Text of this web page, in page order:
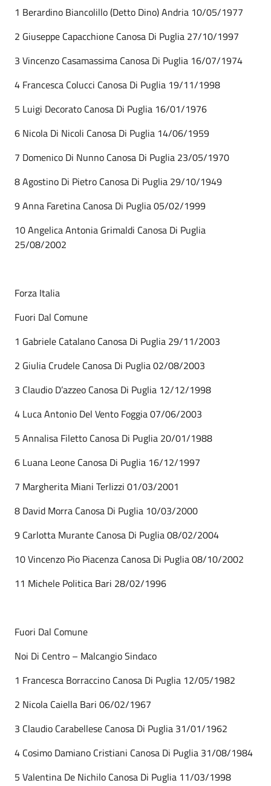
1 Berardino Biancolillo (Detto Dino) Andria 10/05/1977
2 Giuseppe Capacchione Canosa Di Puglia 27/10/1997
3 Vincenzo Casamassima Canosa Di Puglia 16/07/1974
4 Francesca Colucci Canosa Di Puglia 19/11/1998
5 Luigi Decorato Canosa Di Puglia 16/01/1976
6 Nicola Di Nicoli Canosa Di Puglia 14/06/1959
7 Domenico Di Nunno Canosa Di Puglia 23/05/1970
8 Agostino Di Pietro Canosa Di Puglia 29/10/1949
9 Anna Faretina Canosa Di Puglia 05/02/1999
10 Angelica Antonia Grimaldi Canosa Di Puglia
25/08/2002
Forza Italia
Fuori Dal Comune
1 Gabriele Catalano Canosa Di Puglia 29/11/2003
2 Giulia Crudele Canosa Di Puglia 02/08/2003
3 Claudio D’azzeo Canosa Di Puglia 12/12/1998
4 Luca Antonio Del Vento Foggia 07/06/2003
5 Annalisa Filetto Canosa Di Puglia 20/01/1988
6 Luana Leone Canosa Di Puglia 16/12/1997
7 Margherita Miani Terlizzi 01/03/2001
8 David Morra Canosa Di Puglia 10/03/2000
9 Carlotta Murante Canosa Di Puglia 08/02/2004
10 Vincenzo Pio Piacenza Canosa Di Puglia 08/10/2002
11 Michele Politica Bari 28/02/1996
Fuori Dal Comune
Noi Di Centro – Malcangio Sindaco
1 Francesca Borraccino Canosa Di Puglia 12/05/1982
2 Nicola Caiella Bari 06/02/1967
3 Claudio Carabellese Canosa Di Puglia 31/01/1962
4 Cosimo Damiano Cristiani Canosa Di Puglia 31/08/1984
5 Valentina De Nichilo Canosa Di Puglia 11/03/1998